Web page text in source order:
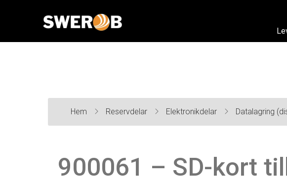
Hem Reservdelar Elektronikdelar Datalagring
900061 – SD-kort